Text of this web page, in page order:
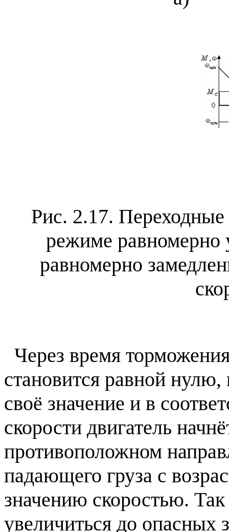
Рис. 2.17. Переходные
режиме равномерно
равномерно
Через время
становится равной
своё значение и в
скорости двигатель
противоположном
падающего груза с
значению скоростью.
увеличиться до опасных